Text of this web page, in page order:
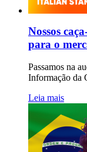
Nossos
para o
Passamos na
Informação da
Leia mais